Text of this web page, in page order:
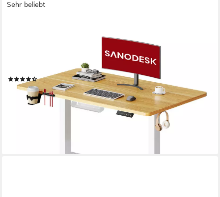
Sehr beliebt
vielseitigem Zubehör, 2-Fach-Teleskop mit Memory-Steuerung &
Anti-kollisionssystem), schnelle Montage, Max. Load: 100 KG,
verschiedene Größen zur Auswahl
(405)
ab 88,88 € UVP199,99 €